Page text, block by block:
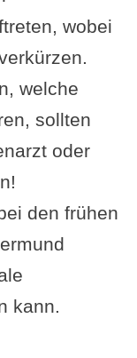
wobei
welche
sollten
oder
den frühen
kann.